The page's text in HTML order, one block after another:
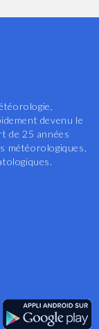
devenu le
de 25 années
météorologiques,